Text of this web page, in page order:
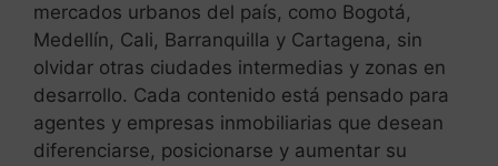
mercados urbanos del país, como Bogotá,
Medellín, Cali, Barranquilla y Cartagena, sin
olvidar otras ciudades intermedias y zonas en
desarrollo. Cada contenido está pensado para
agentes y empresas inmobiliarias que desean
diferenciarse, posicionarse y aumentar su